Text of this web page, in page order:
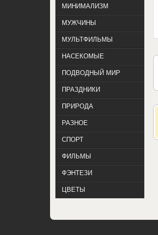
МИНИМАЛИЗМ
МУЖЧИНЫ
МУЛЬТФИЛЬМЫ
НАСЕКОМЫЕ
ПОДВОДНЫЙ МИР
ПРАЗДНИКИ
ПРИРОДА
РАЗНОЕ
СПОРТ
ФИЛЬМЫ
ФЭНТЕЗИ
ЦВЕТЫ